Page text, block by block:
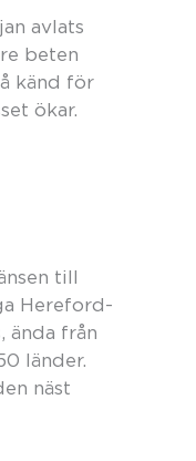
avlats
beten
känd för
ökar.
till
Hereford-
ända från
länder.
näst